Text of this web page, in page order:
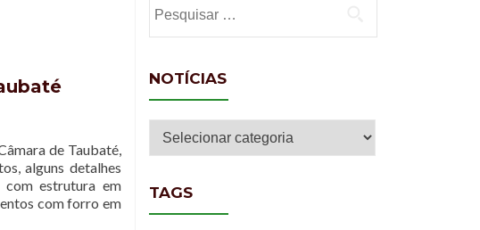
de Taubaté,
alguns detalhes
estrutura em
com forro em
NOTÍCIAS
Notícias
TAGS